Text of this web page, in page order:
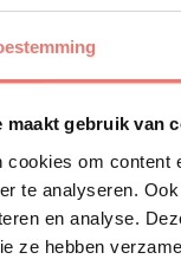
maakt gebruik van
cookies om content
te analyseren.
en analyse.
ze hebben
deze
gelegenheid.
tot een van
al op jonge
podium in de
diverse
kwam